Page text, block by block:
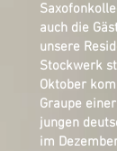
auch die
unsere
Stockwerk
Oktober
Graupe
jungen
im